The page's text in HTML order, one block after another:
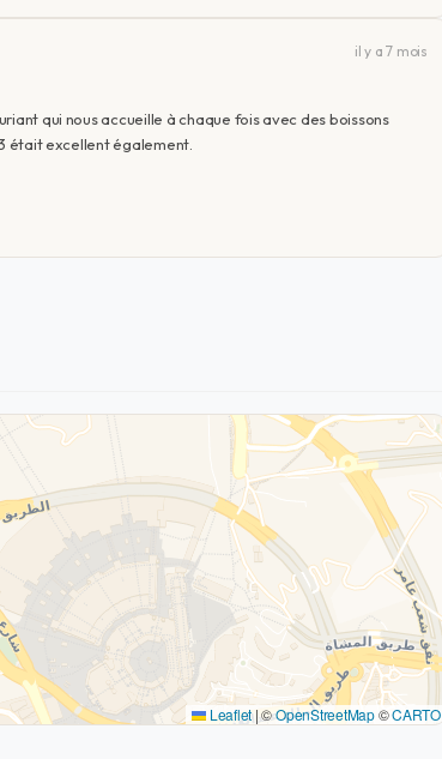
il y a 7 mois
qui nous accueille à chaque fois avec des boissons
était excellent également.
Leaflet |©OpenStreetMap©CARTO